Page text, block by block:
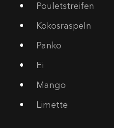
Pouletstreifen
Kokosraspeln
Panko
Ei
Mango
Limette